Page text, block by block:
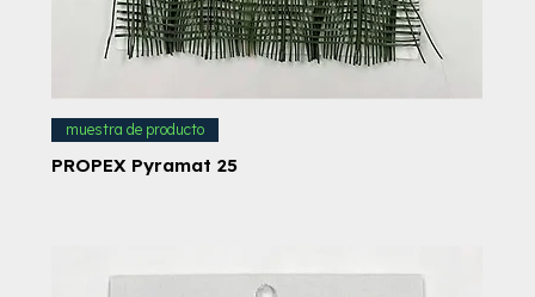
muestra de producto
PROPEX Pyramat 25